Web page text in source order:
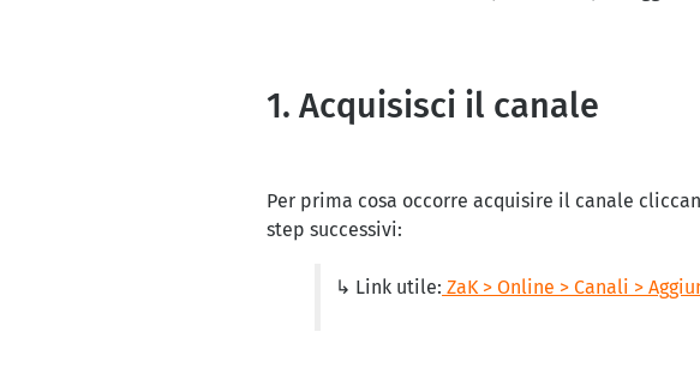
1. Acquisisci il canale
Per prima cosa occorre acquisire il canale
step successivi:
↳ Link utile: ZaK > Online > Canali >